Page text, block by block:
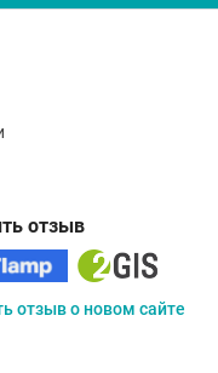
отзыв
отзыв о новом сайте